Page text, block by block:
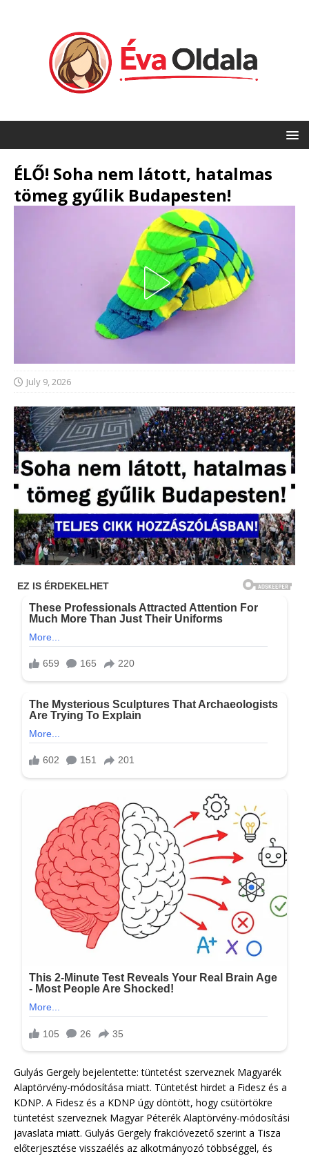
ÉLŐ! Soha nem látott, hatalmas
tömeg gyűlik Budapesten!
July 9, 2026
Gulyás Gergely bejelentette: tüntetést szerveznek Magyarék
Alaptörvény-módosítása miatt. Tüntetést hirdet a Fidesz és a
KDNP. A Fidesz és a KDNP úgy döntött, hogy csütörtökre
tüntetést szerveznek Magyar Péterék Alaptörvény-módosítási
javaslata miatt. Gulyás Gergely frakcióvezető szerint a Tisza
előterjesztése visszaélés az alkotmányozó többséggel, és